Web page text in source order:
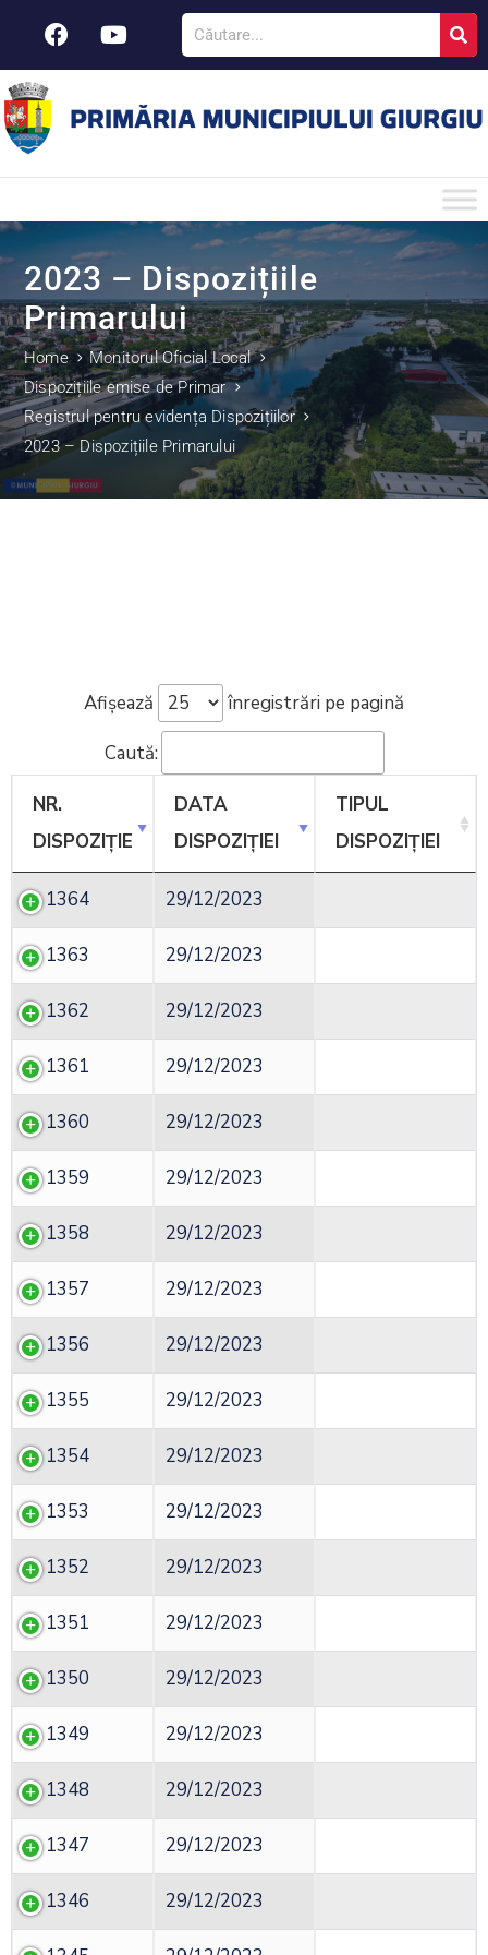
2023 – Dispozițiile
Primarului
Home
Monitorul Oficial Local
Dispozițiile emise de Primar
Registrul pentru evidența Dispozițiilor
2023 – Dispozițiile Primarului
Afișează
înregistrări pe pagină
Caută:
NR.
DISPOZIȚIE
DATA
DISPOZIȚIEI
TIPUL
DISPOZIȚIEI
1364 29/12/2023
1363 29/12/2023
1362 29/12/2023
1361 29/12/2023
1360 29/12/2023
1359 29/12/2023
1358 29/12/2023
1357 29/12/2023
1356 29/12/2023
1355 29/12/2023
1354 29/12/2023
1353 29/12/2023
1352 29/12/2023
1351 29/12/2023
1350 29/12/2023
1349 29/12/2023
1348 29/12/2023
1347 29/12/2023
1346 29/12/2023